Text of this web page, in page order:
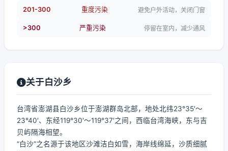
201-300 重度污染 避免户外活动，关闭门窗
>300 严重污染 停留在室内，减少通风
关于白沙乡
台湾省澎湖县白沙乡位于澎湖群岛北部，地处北纬23°35′～
23°40′、东经119°30′～119°37′之间，西临台湾海峡，东与吉
贝屿隔海相望。
“白沙”之名源于该地区沙滩洁白如雪，海岸线绵延，沙质细腻